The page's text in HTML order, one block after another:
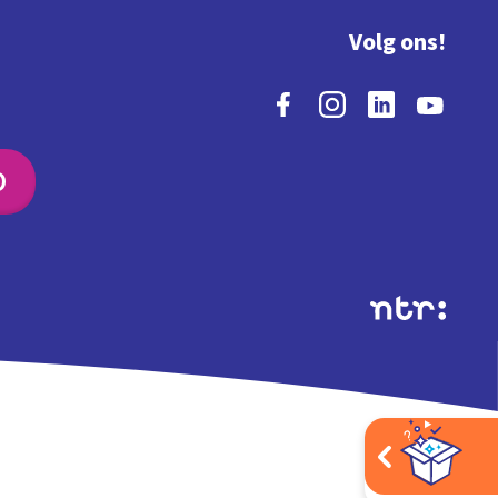
Volg ons!
Extra's